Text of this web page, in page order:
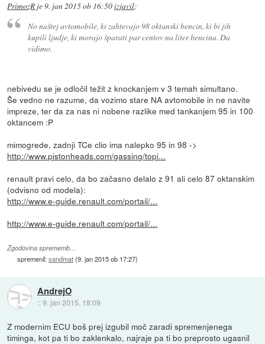
PrimozR je9. jan 2015 ob 16:50izjavil:
No naštej avtomobile, ki zahtevajo 98 oktanski bencin, ki bi jih
kupili ljudje, ki morajo šparati par centov na liter bencina. Da
vidimo.
nebivedu se je odločil težit z knockanjem v 3 temah simultano.
Še vedno ne razume, da vozimo stare NA avtomobile in ne navite
impreze, ter da za nas ni nobene razlike med tankanjem 95 in 100
oktancem :P
mimogrede, zadnji TCe clio ima nalepko 95 in 98 ->
http://www.pistonheads.com/gassing/topi...
renault pravi celo, da bo začasno delalo z 91 ali celo 87 oktanskim
(odvisno od modela):
http://www.e-guide.renault.com/portail/...
http://www.e-guide.renault.com/portail/...
Zgodovina sprememb…
spremenil:sandmat(9. jan 2015 ob 17:27)
AndrejO
::9. jan 2015, 18:09
Z modernim ECU boš prej izgubil moč zaradi spremenjenega
timinga, kot pa ti bo zaklenkalo, najraje pa ti bo preprosto ugasnil